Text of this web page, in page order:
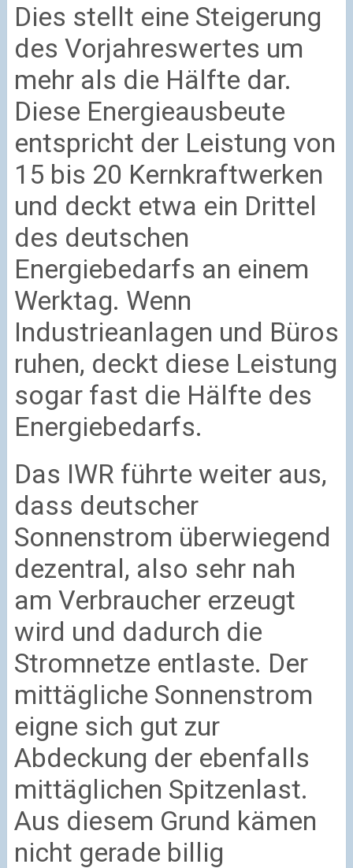
Dies stellt eine Steigerung
des Vorjahreswertes um
mehr als die Hälfte dar.
Diese Energieausbeute
entspricht der Leistung von
15 bis 20 Kernkraftwerken
und deckt etwa ein Drittel
des deutschen
Energiebedarfs an einem
Werktag. Wenn
Industrieanlagen und Büros
ruhen, deckt diese Leistung
sogar fast die Hälfte des
Energiebedarfs.
Das IWR führte weiter aus,
dass deutscher
Sonnenstrom überwiegend
dezentral, also sehr nah
am Verbraucher erzeugt
wird und dadurch die
Stromnetze entlaste. Der
mittägliche Sonnenstrom
eigne sich gut zur
Abdeckung der ebenfalls
mittäglichen Spitzenlast.
Aus diesem Grund kämen
nicht gerade billig